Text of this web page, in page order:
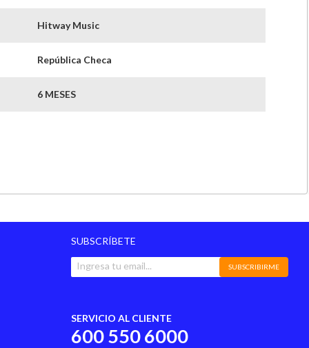
Hitway Music
República Checa
6 MESES
SUBSCRÍBETE
SUBSCRIBIRME
SERVICIO AL CLIENTE
600 550 6000